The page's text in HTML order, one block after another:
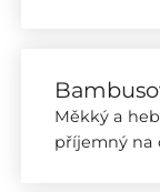
Měkký a
příjemný na